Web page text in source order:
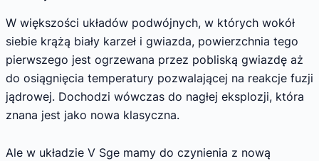
W większości układów podwójnych, w których wokół
siebie krążą biały karzeł i gwiazda, powierzchnia tego
pierwszego jest ogrzewana przez pobliską gwiazdę aż
do osiągnięcia temperatury pozwalającej na reakcje fuzji
jądrowej. Dochodzi wówczas do nagłej eksplozji, która
znana jest jako nowa klasyczna.
Ale w układzie V Sge mamy do czynienia z nową